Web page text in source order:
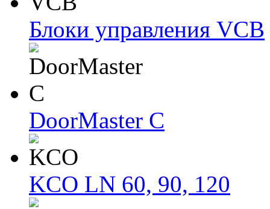
Блоки упрaвлeния VCB
DoorMaster C
KCO LN 60, 90, 120